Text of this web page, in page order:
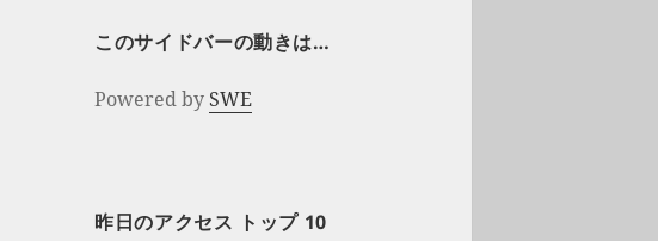
このサイドバーの動きは…
Powered by SWE
昨日のアクセス トップ 10